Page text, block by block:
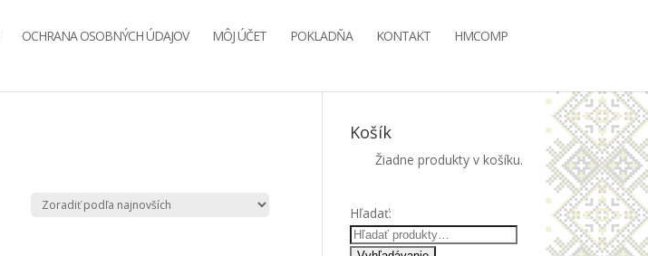
OCHRANA OSOBNÝCH ÚDAJOV MÔJ ÚČET POKLADŇA KONTAKT HMCOMP
Košík
Žiadne produkty v košíku.
Hľadať: